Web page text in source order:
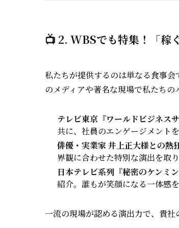
📺 2. WBSでも特集！「稼
私たちが提供するのは単なる食事
のメディアや著名な現場で私たちの
テレビ東京『ワールドビジネス
共に、社員のエンゲージメント
俳優・実業家 井上正大様との熱
界観に合わせた特別な演出を取
日本テレビ系列『秘密のケンミ
紹介。誰もが笑顔になる一体感を
一流の現場が認める演出力で、貴